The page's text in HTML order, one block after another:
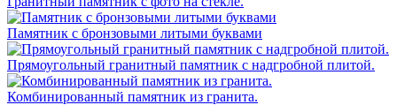
Памятник с бронзовыми литыми буквами
Прямоугольный гранитный памятник с надгробной плитой.
Комбинированный памятник из гранита.